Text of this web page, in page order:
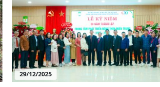
29/12/2025